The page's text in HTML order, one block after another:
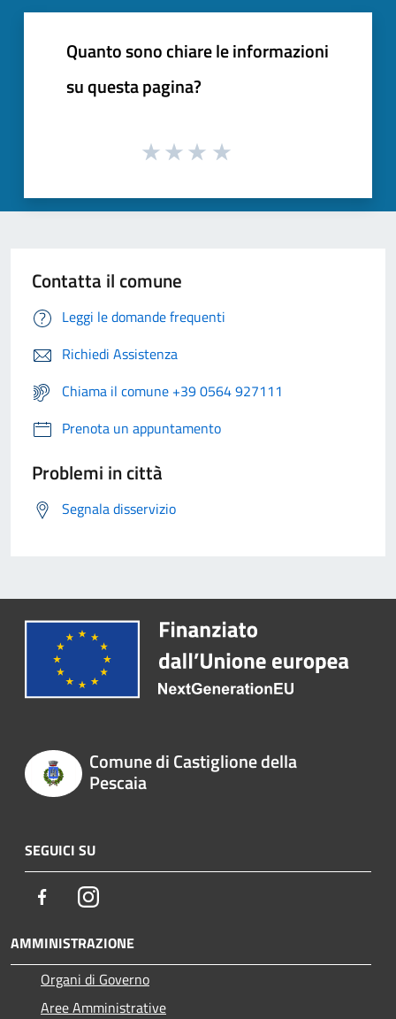
Quanto sono chiare le informazioni
su questa pagina?
Contatta il comune
Leggi le domande frequenti
Richiedi Assistenza
Chiama il comune +39 0564 927111
Prenota un appuntamento
Problemi in città
Segnala disservizio
Comune di Castiglione della
Pescaia
SEGUICI SU
FacebookInstagram
AMMINISTRAZIONE
Organi di Governo
Aree Amministrative